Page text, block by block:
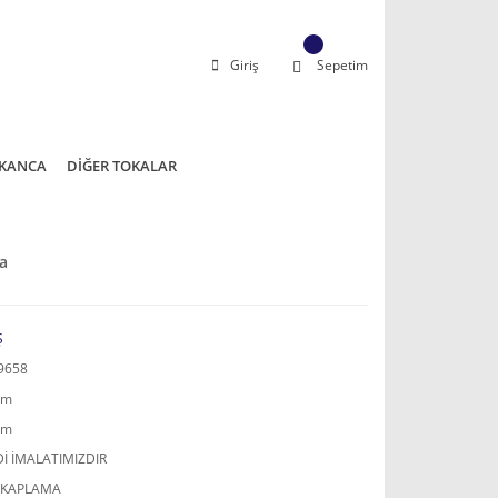
Giriş Sepetim
DİĞER TOKALAR
İMALATIMIZDIR